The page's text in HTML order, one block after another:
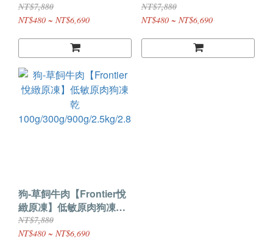
100g/300g/900g/2.5kg/2.
8kg
NT$7,880
NT$480 ~ NT$6,690
100g/300g/900g/2.5kg/2.
8kg
NT$7,880
NT$480 ~ NT$6,690
狗-草飼牛肉【Frontier悅
緻原凍】低敏原肉狗凍乾
100g/300g/900g/2.5kg/2.
8kg
NT$7,880
NT$480 ~ NT$6,690